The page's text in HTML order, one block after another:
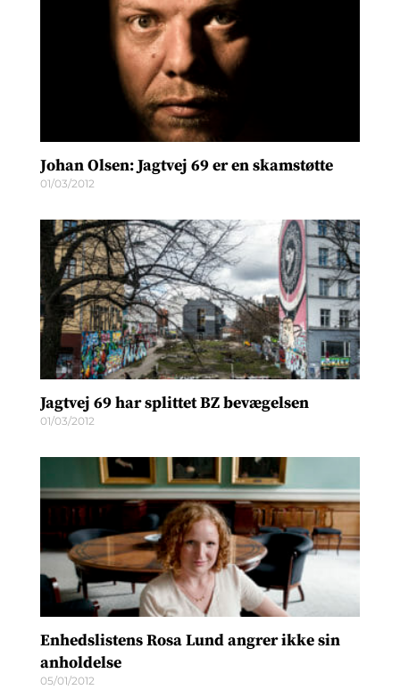
Johan Olsen: Jagtvej 69 er en skamstøtte
01/03/2012
Jagtvej 69 har splittet BZ bevægelsen
01/03/2012
Enhedslistens Rosa Lund angrer ikke sin
anholdelse
05/01/2012